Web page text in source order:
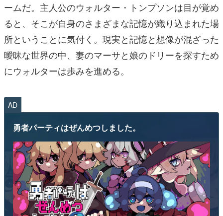
ームだ。主人公のウォルター・トンプソンは目が覚め
ると、そこが自身のさまざまな記憶が織り込まれた場
所ということに気付く。現実と記憶と想像が混ざった
曖昧な世界の中、妻のマーサと娘のドリーを探すため
にウォルターは歩みを進める。
AD
勇者パーティはぜんめつしました。